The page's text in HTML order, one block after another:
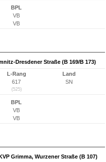
BPL
VB
VB
Dresdener Straße (B 169/B 173)
L-Rang
617
(525)
Land
SN
BPL
VB
VB
Grimma, Wurzener Straße (B 107)